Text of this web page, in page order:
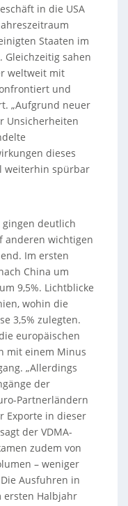
in die USA
Staaten im
Gleichzeitig sahen
weltweit mit
und
„Aufgrund neuer
Unsicherheiten
dieses
weiterhin spürbar
gingen deutlich
anderen wichtigen
Im ersten
China um
9,5%. Lichtblicke
wohin die
3,5% zulegten.
europäischen
mit einem Minus
„Allerdings
der
Partnerländern
Exporte in dieser
der VDMA-
zudem von
– weniger
Ausfuhren in
ersten Halbjahr